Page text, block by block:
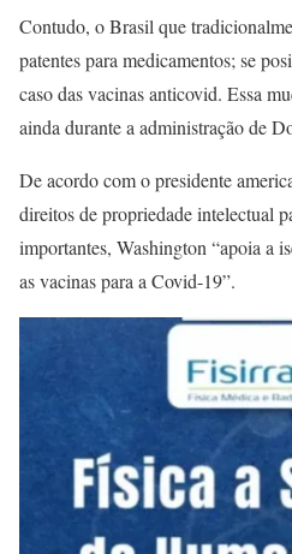
Contudo, o Brasil que
patentes para medicamentos; se
caso das vacinas anticovid. Essa
ainda durante a administração de
De acordo com o presidente
direitos de propriedade intelectual
importantes, Washington “apoia a
as vacinas para a Covid-19”.